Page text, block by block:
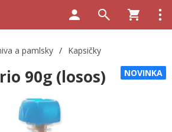
a pamlsky / Kapsičky
NOVINKA
90g (losos)